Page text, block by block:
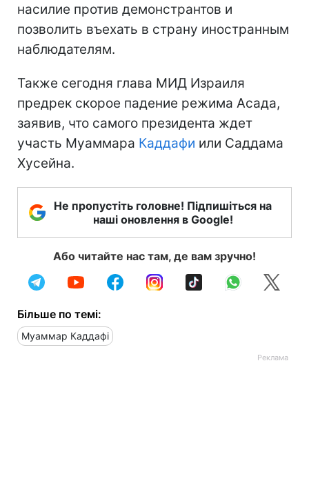
насилие против демонстрантов и
позволить въехать в страну иностранным
наблюдателям.
Также сегодня глава МИД Израиля
предрек скорое падение режима Асада,
заявив, что самого президента ждет
участь Муаммара Каддафи или Саддама
Хусейна.
Не пропустіть головне! Підпишіться на
наші оновлення в Google!
Або читайте нас там, де вам зручно!
Більше по темі:
Муаммар Каддафі